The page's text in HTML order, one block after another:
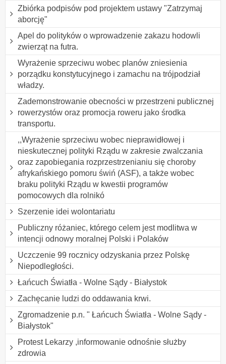
Zbiórka podpisów pod projektem ustawy "Zatrzymaj
aborcję"
Apel do polityków o wprowadzenie zakazu hodowli
zwierząt na futra.
Wyrażenie sprzeciwu wobec planów zniesienia
porządku konstytucyjnego i zamachu na trójpodział
władzy.
Zademonstrowanie obecności w przestrzeni publicznej
rowerzystów oraz promocja roweru jako środka
transportu.
,,Wyrażenie sprzeciwu wobec nieprawidłowej i
nieskutecznej polityki Rządu w zakresie zwalczania
oraz zapobiegania rozprzestrzenianiu się choroby
afrykańskiego pomoru świń (ASF), a także wobec
braku polityki Rządu w kwestii programów
pomocowych dla rolnikó
Szerzenie idei wolontariatu
Publiczny różaniec, którego celem jest modlitwa w
intencji odnowy moralnej Polski i Polaków
Uczczenie 99 rocznicy odzyskania przez Polskę
Niepodległości.
Łańcuch Światła - Wolne Sądy - Białystok
Zachęcanie ludzi do oddawania krwi.
Zgromadzenie p.n. " Łańcuch Światła - Wolne Sądy -
Białystok"
Protest Lekarzy ,informowanie odnośnie służby
zdrowia